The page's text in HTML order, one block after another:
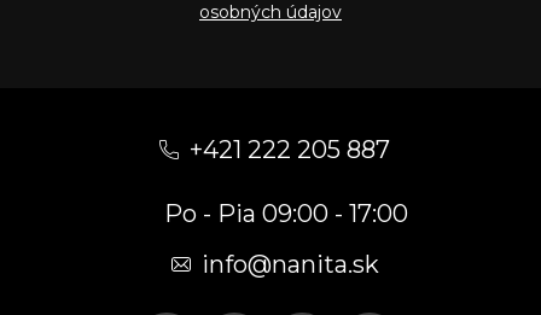
osobných údajov
+421 222 205 887
Po - Pia 09:00 - 17:00
info@nanita.sk